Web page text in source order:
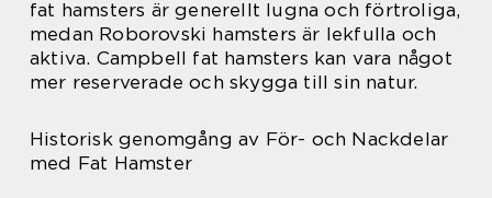
fat hamsters är generellt lugna och förtroliga,
medan Roborovski hamsters är lekfulla och
aktiva. Campbell fat hamsters kan vara något
mer reserverade och skygga till sin natur.
Historisk genomgång av För- och Nackdelar
med Fat Hamster